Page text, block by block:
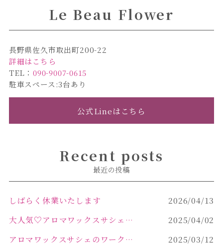
Le Beau Flower
長野県佐久市取出町200-22
詳細はこちら
TEL：090-9007-0615
駐車スペース:3台あり
公式Lineはこちら
Recent posts
最近の投稿
しばらく休業いたします
2026/04/13
大人気♡アロマワックスサシェ作り
2025/04/02
アロマワックスサシェのワークショップinPOLA中込原店 VOL.2
2025/03/12